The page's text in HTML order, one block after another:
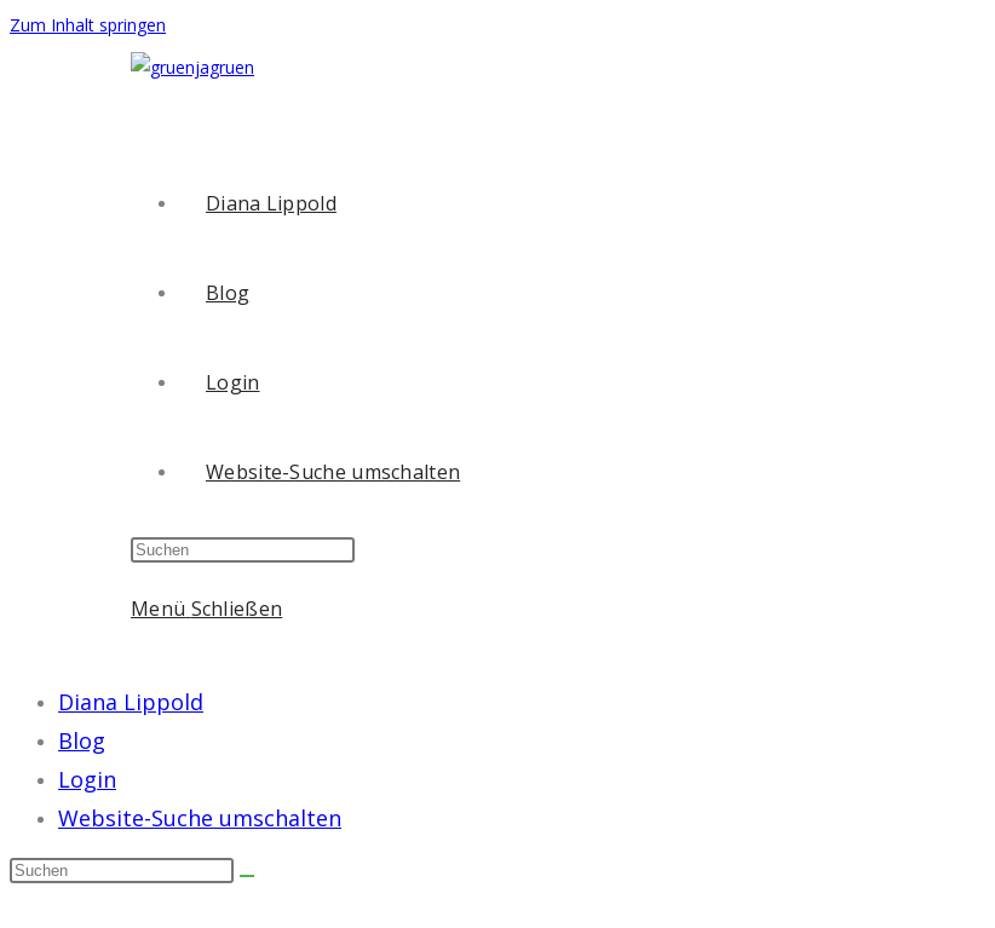
Zum Inhalt springen
Diana Lippold
Blog
Login
Website-Suche umschalten
Menü Schließen
Diana Lippold
Blog
Login
Website-Suche umschalten